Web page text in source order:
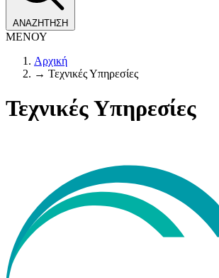
ΑΝΑΖΗΤΗΣΗ
ΜΕΝΟΥ
Αρχική
→ Τεχνικές Υπηρεσίες
Τεχνικές Υπηρεσίες